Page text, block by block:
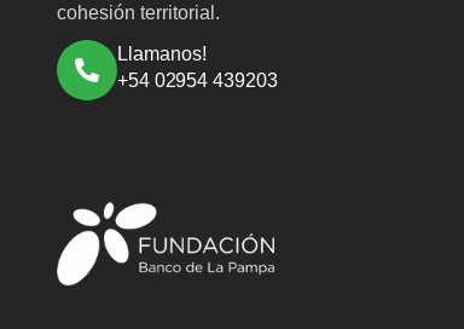
cohesión territorial.
Llamanos!
+54 02954 439203